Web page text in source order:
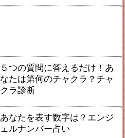
５つの質問に答えるだけ！あ
なたは第何のチャクラ？チャ
クラ診断
あなたを表す数字は？エンジ
ェルナンバー占い